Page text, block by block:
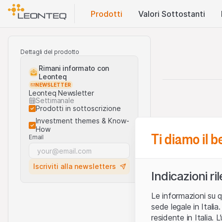
Prodotti Valori Sottostanti
Dettagli del prodotto
Rimani informato con
Leonteq
NEWSLETTER
Leonteq Newsletter
Settimanale
Prodotti in sottoscrizione
Investment themes & Know-
How
Email
Iscriviti alla newsletters
Ti diamo il
Indicazioni
Le informazioni su
sede legale in
residente in Italia.